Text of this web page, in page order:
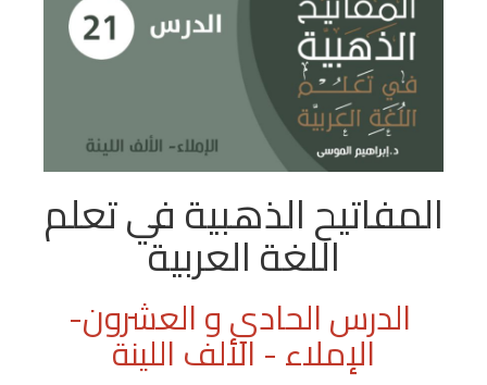
المفاتيح الذهبية في تعلم
اللغة العربية
الدرس الحادي و العشرون-
الإملاء - الألف اللينة